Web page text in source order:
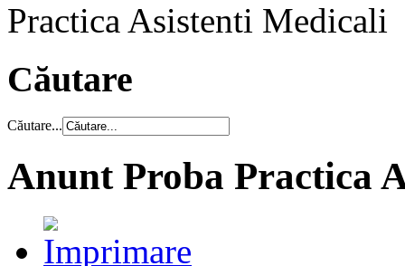
Practica Asistenti Medicali
Căutare
Căutare...
Anunt Proba Practica